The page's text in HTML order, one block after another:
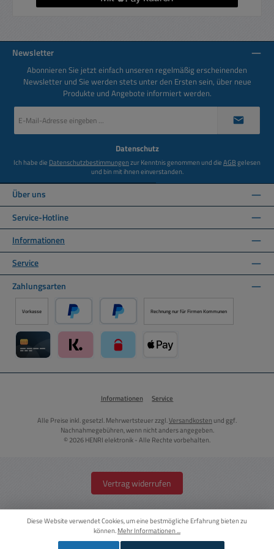
Newsletter
Abonnieren Sie jetzt einfach unseren regelmäßig erscheinenden
Newsletter und Sie werden stets unter den Ersten sein, über neue
Produkte und Angebote informiert werden.
Mail-
Datenschutz
Ich habe die Datenschutzbestimmungenzur Kenntnis genommen und dieAGBgelesen
und bin mit ihnen einverstanden.
Über uns
Service-Hotline
Informationen
Service
Zahlungsarten
Vorkasse
PayPal Später Bezahlen über PayPal
Rechnung nur für Firmen Kommunen
Informationen Service
Alle Preise inkl. gesetzl. Mehrwertsteuer zzgl.Versandkosten und ggf.
Nachnahmegebühren, wenn nicht anders angegeben.
© 2026 HENRI elektronik - Alle Rechte vorbehalten.
Vertrag widerrufen
Diese Website verwendet Cookies, um eine bestmögliche Erfahrung bieten zu
können.Mehr Informationen ...